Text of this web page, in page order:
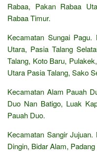
Rabaa, Pakan Rabaa
Rabaa Timur.
Kecamatan Sungai
Utara, Pasia Talang
Talang, Koto Baru,
Utara Pasia Talang, Sako
Kecamatan Alam Pauah
Duo Nan Batigo, Luak
Pauah Duo.
Kecamatan Sangir
Dingin, Bidar Alam,